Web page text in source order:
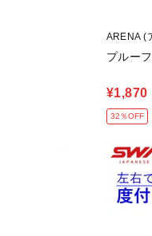
ARENA (
プルー
¥1,870
32％OFF